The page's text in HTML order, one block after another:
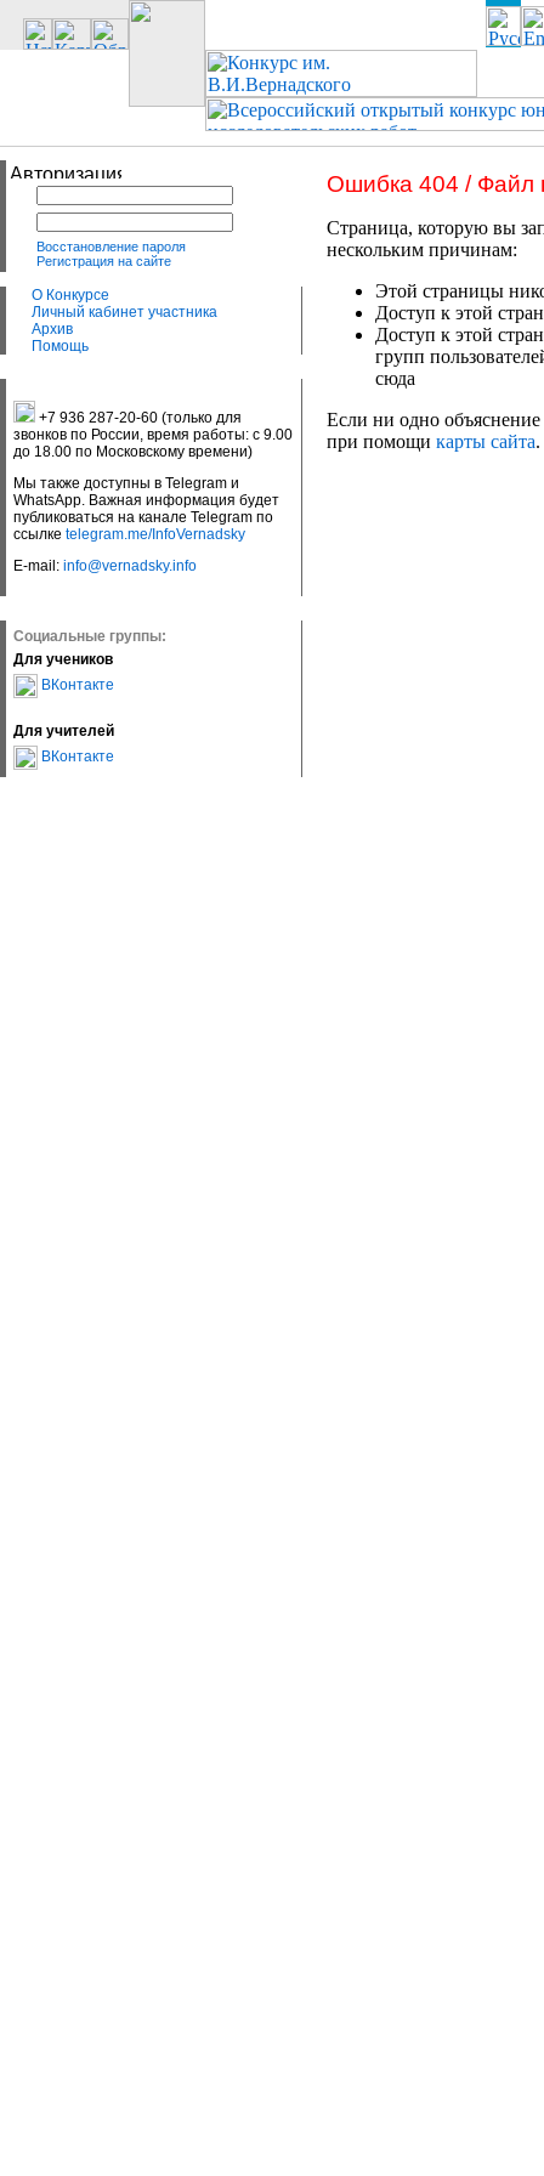
Восстановление пароля
Регистрация на сайте
О Конкурсе
Личный кабинет участника
Архив
Помощь
+7 936 287-20-60 (только для
звонков по России, время работы: с 9.00
до 18.00 по Московскому времени)
Мы также доступны в Telegram и
WhatsApp. Важная информация будет
публиковаться на канале Telegram по
ссылке telegram.me/InfoVernadsky
E-mail: info@vernadsky.info
Социальные группы:
Для учеников
ВКонтакте
Для учителей
ВКонтакте
Ошибка 404 / Файл
Страница, которую вы
нескольким причинам:
Этой страницы
Доступ к этой
Доступ к этой
групп
сюда
Если ни одно объяснение
при помощи карты сайта.